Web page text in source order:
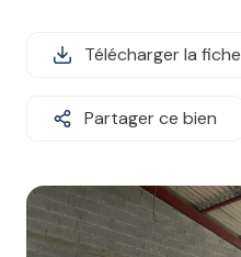
LOUER
ESTIMATION
ÉQUIPE
Télécharger la fiche
Partager ce bien